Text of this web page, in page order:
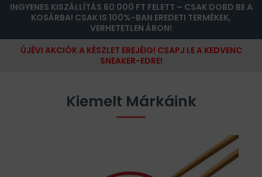
INGYENES KISZÁLLÍTÁS 60 000 FT FELETT – CSAK DOBD BE A
KOSÁRBA! CSAK IS 100%-BAN EREDETI TERMÉKEK,
VERHETETLEN ÁRON!
ÚJÉVI AKCIÓK A KÉSZLET EREJÉIG! CSAPJ LE A KEDVENC
SNEAKER-EDRE!
Kiemelt Márkáink